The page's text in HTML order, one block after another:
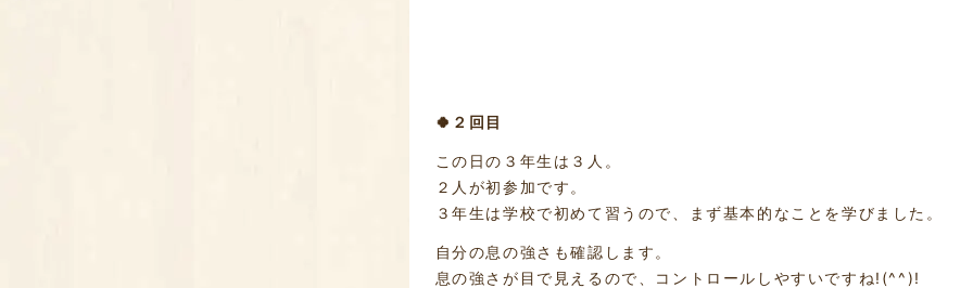
🍀２回目
この日の３年生は３人。
２人が初参加です。
３年生は学校で初めて習うので、まず基本的なことを学びました。
自分の息の強さも確認します。
息の強さが目で見えるので、コントロールしやすいですね!(^^)!